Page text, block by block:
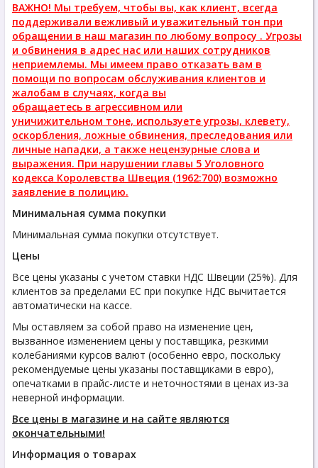
ВАЖНО! Мы требуем, чтобы вы, как клиент, всегда
поддерживали вежливый и уважительный тон при
обращении в наш магазин по любому вопросу . Угрозы
и обвинения в адрес нас или наших сотрудников
неприемлемы. Мы имеем право отказать вам в
помощи по вопросам обслуживания клиентов и
жалобам в случаях, когда вы
обращаетесь в агрессивном или
уничижительном тоне, используете угрозы, клевету,
оскорбления, ложные обвинения, преследования или
личные нападки, а также нецензурные слова и
выражения. При нарушении главы 5 Уголовного
кодекса Королевства Швеция (1962:700) возможно
заявление в полицию.
Минимальная сумма покупки
Минимальная сумма покупки отсутствует.
Цены
Все цены указаны с учетом ставки НДС Швеции (25%). Для
клиентов за пределами ЕС при покупке НДС вычитается
автоматически на кассе.
Мы оставляем за собой право на изменение цен,
вызванное изменением цены у поставщика, резкими
колебаниями курсов валют (особенно евро, поскольку
рекомендуемые цены указаны поставщиками в евро),
опечатками в прайс-листе и неточностями в ценах из-за
неверной информации.
Все цены в магазине и на сайте являются
окончательными!
Информация о товарах